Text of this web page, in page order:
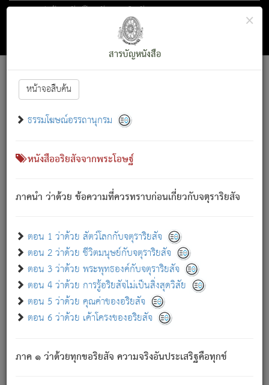
ตอน 1 ว่าด้วย สัตว์โลกกับจตุราริยสัจ
สารบัญ×
สารบัญหนังสือ
หน้าจอสืบค้น
ธรรมโฆษณ์อรรถานุกรม
หนังสืออริยสัจจากพระโอษฐ์
ภาคนำ ว่าด้วย ข้อความที่ควรทราบก่อนเกี่ยวกับจตุราริยสัจ
ตอน 1 ว่าด้วย สัตว์โลกกับจตุราริยสัจ
ตอน 2 ว่าด้วย ชีวิตมนุษย์กับจตุราริยสัจ
ตอน 3 ว่าด้วย พระพุทธองค์กับจตุราริยสัจ
ตอน 4 ว่าด้วย การรู้อริยสัจไม่เป็นสิ่งสุดวิสัย
ตอน 5 ว่าด้วย คุณค่าของอริยสัจ
ตอน 6 ว่าด้วย เค้าโครงของอริยสัจ
ภาค ๑ ว่าด้วยทุกขอริยสัจ ความจริงอันประเสริฐคือทุกข์
Font :15 ]||
สัตว์โลกนี้ เกิดความเดือดร้อนแล้ว มีผัสสะบังหน้า
เขาสำคัญสิ่งใด โดยความเป็นประการใด แต่สิ่งนั้นย่อมเป็น
(ตามที่เป็นจริง) โดยประการอื่นจากที่เขาสำคัญนั้น
สัตว์โลกติดข้องอยู่ในภพ ถูกภพบังหน้าแล้ว มีภพโดยความ
เป็นอย่างอื่น (จากที่มันเป็นอยู่จริง) จึงได้เพลิดเพลินยิ่งนักในภพ
เขาเพลิดเพลินยิ่งนักในสิ่งใด สิ่งนั้นเป็นภัย (ที่เขาไม่รู้จัก)
เขากลัวต่อสิ่งใดสิ่งนั้นเป็นทุกข์
พรหมจรรย์นี้ อันบุคคลย่อมประพฤติ ก็เพื่อการละขาดซึ่ง
ภพ.
สมณะหรือพราหมณ์เหล่าใด กล่าวความหลุดพ้นจากภพว่า
มีได้เพราะภพ เรากล่าวว่า สมณะหรือพราหมณ์ทั้งปวงนั้น
มิใช่ผู้หลดพ้นจากภพ.
ภพ ว่ามีได้เพราะวิภพ[2]: เรากล่าวว่า สมณะหรือพราหมณ์ทั้ง
ปวงนั้น ก็ยังสลัดภพออกไปไม่ได้.